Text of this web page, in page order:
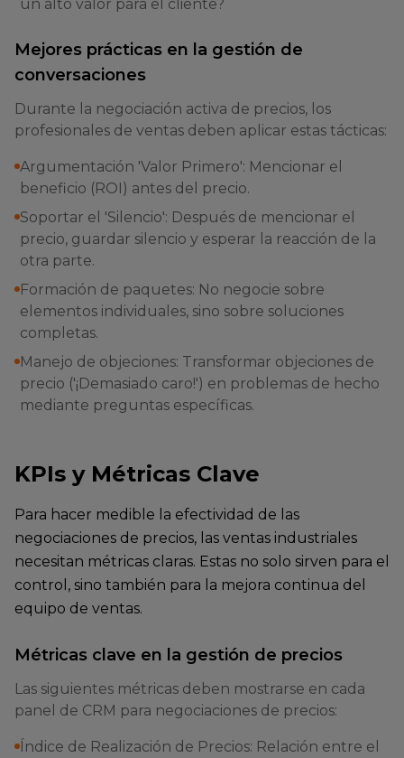
un alto valor para el cliente?
Mejores prácticas en la gestión de
conversaciones
Durante la negociación activa de precios, los
profesionales de ventas deben aplicar estas tácticas:
Argumentación 'Valor Primero': Mencionar el
beneficio (ROI) antes del precio.
Soportar el 'Silencio': Después de mencionar el
precio, guardar silencio y esperar la reacción de la
otra parte.
Formación de paquetes: No negocie sobre
elementos individuales, sino sobre soluciones
completas.
Manejo de objeciones: Transformar objeciones de
precio ('¡Demasiado caro!') en problemas de hecho
mediante preguntas específicas.
KPIs y Métricas Clave
Para hacer medible la efectividad de las
negociaciones de precios, las ventas industriales
necesitan métricas claras. Estas no solo sirven para el
control, sino también para la mejora continua del
equipo de ventas.
Métricas clave en la gestión de precios
Las siguientes métricas deben mostrarse en cada
panel de CRM para negociaciones de precios:
Índice de Realización de Precios: Relación entre el